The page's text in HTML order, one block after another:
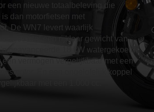
een nieuwe totaalbeleving die
dan motorfietsen met
De WN7 levert waarlijk
met een rijklaar gewicht van
geavanceerde 18 kW watergekoelde
een vermogen vergelijkbaar met een
En een ongelofelijk koppel